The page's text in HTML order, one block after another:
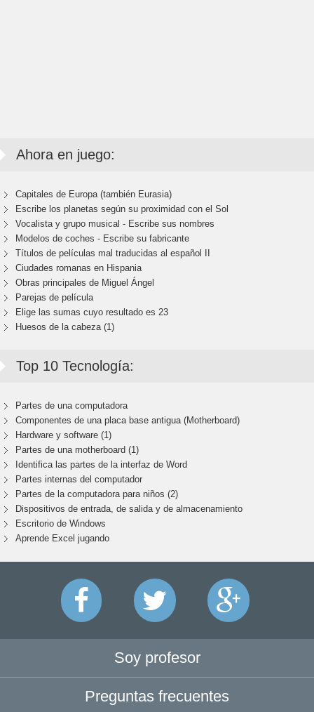
Ahora en juego:
Capitales de Europa (también Eurasia)
Escribe los planetas según su proximidad con el Sol
Vocalista y grupo musical - Escribe sus nombres
Modelos de coches - Escribe su fabricante
Títulos de películas mal traducidas al español II
Ciudades romanas en Hispania
Obras principales de Miguel Ángel
Parejas de película
Elige las sumas cuyo resultado es 23
Huesos de la cabeza (1)
Top 10 Tecnología:
Partes de una computadora
Componentes de una placa base antigua (Motherboard)
Hardware y software (1)
Partes de una motherboard (1)
Identifica las partes de la interfaz de Word
Partes internas del computador
Partes de la computadora para niños (2)
Dispositivos de entrada, de salida y de almacenamiento
Escritorio de Windows
Aprende Excel jugando
Soy profesor
Preguntas frecuentes